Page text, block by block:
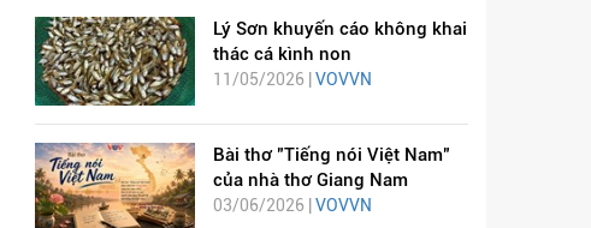
Lý Sơn khuyến cáo không khai
thác cá kình non
11/05/2026 |VOVVN
Bài thơ "Tiếng nói Việt Nam"
của nhà thơ Giang Nam
03/06/2026 | VOVVN